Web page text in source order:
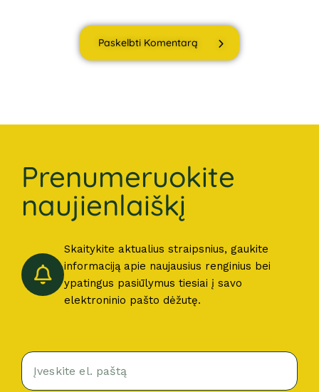
Paskelbti Komentarą
Prenumeruokite
naujienlaiškį
Skaitykite aktualius straipsnius, gaukite
informaciją apie naujausius renginius bei
ypatingus pasiūlymus tiesiai į savo
elektroninio pašto dėžutę.